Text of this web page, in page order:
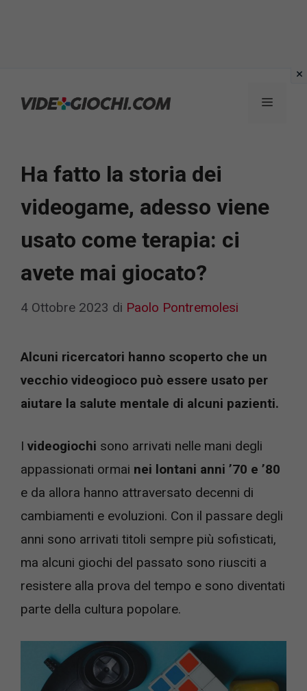
Menu
Ha fatto la storia dei
videogame, adesso viene
usato come terapia: ci
avete mai giocato?
4 Ottobre 2023 di Paolo Pontremolesi
Alcuni ricercatori hanno scoperto che un
vecchio videogioco può essere usato per
aiutare la salute mentale di alcuni pazienti.
I videogiochi sono arrivati nelle mani degli
appassionati ormai nei lontani anni ’70 e ’80
e da allora hanno attraversato decenni di
cambiamenti e evoluzioni. Con il passare degli
anni sono arrivati titoli sempre più sofisticati,
ma alcuni giochi del passato sono riusciti a
resistere alla prova del tempo e sono diventati
parte della cultura popolare.